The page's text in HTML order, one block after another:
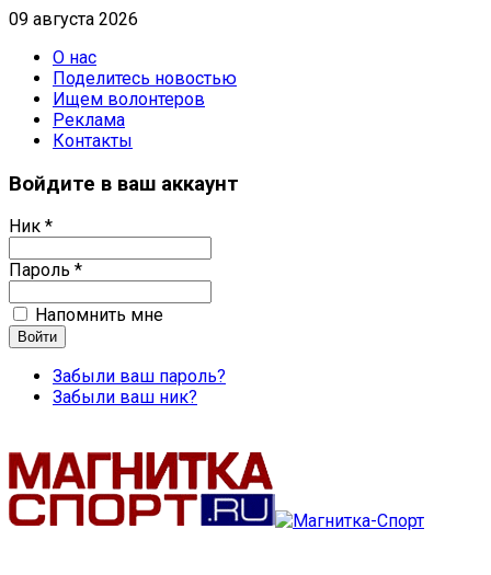
09 августа 2026
О нас
Поделитесь новостью
Ищем волонтеров
Реклама
Контакты
Войдите в ваш аккаунт
Ник *
Пароль *
Напомнить мне
Забыли ваш пароль?
Забыли ваш ник?